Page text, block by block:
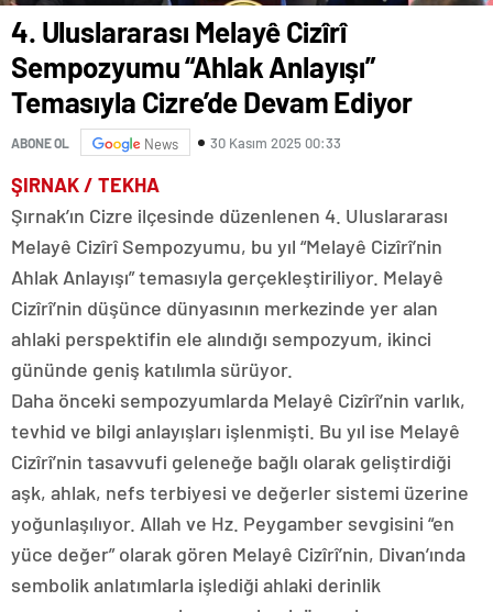
4. Uluslararası Melayê Cizîrî
Sempozyumu “Ahlak Anlayışı”
Temasıyla Cizre’de Devam Ediyor
ABONE OL News 30 Kasım 2025 00:33
ŞIRNAK / TEKHA
Şırnak’ın Cizre ilçesinde düzenlenen 4. Uluslararası
Melayê Cizîrî Sempozyumu, bu yıl “Melayê Cizîrî’nin
Ahlak Anlayışı” temasıyla gerçekleştiriliyor. Melayê
Cizîrî’nin düşünce dünyasının merkezinde yer alan
ahlaki perspektifin ele alındığı sempozyum, ikinci
gününde geniş katılımla sürüyor.
Daha önceki sempozyumlarda Melayê Cizîrî’nin varlık,
tevhid ve bilgi anlayışları işlenmişti. Bu yıl ise Melayê
Cizîrî’nin tasavvufi geleneğe bağlı olarak geliştirdiği
aşk, ahlak, nefs terbiyesi ve değerler sistemi üzerine
yoğunlaşılıyor. Allah ve Hz. Peygamber sevgisini “en
yüce değer” olarak gören Melayê Cizîrî’nin, Divan’ında
sembolik anlatımlarla işlediği ahlaki derinlik